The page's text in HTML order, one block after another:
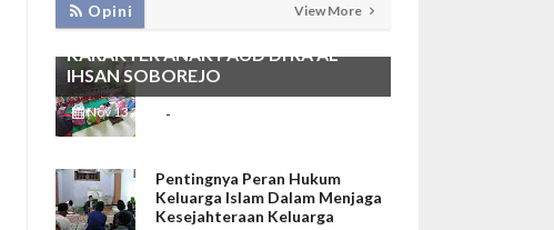
Opini View More
PEMBIASAAN SHALAT DHUHA DAN
MENGAJI SEBAGAI FONDASI
KARAKTER ANAK PAUD DI RA AL
IHSAN SOBOREJO
Nov 13 2025 -
Pentingnya Peran Hukum
Keluarga Islam Dalam Menjaga
Kesejahteraan Keluarga